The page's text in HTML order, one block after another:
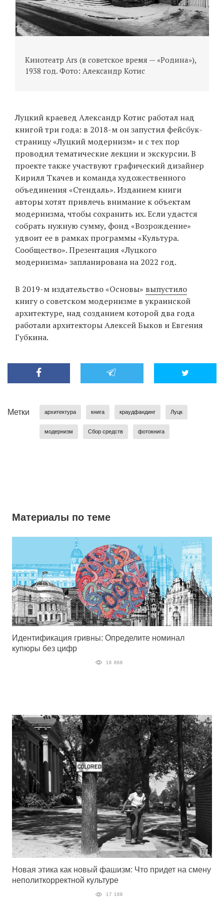
Кинотеатр Ars (в советское время — «Родина»),
1938 год. Фото: Александр Котис
Луцкий краевед Александр Котис работал над
книгой три года: в 2018-м он запустил фейсбук-
страницу «Луцкий модернизм» и с тех пор
проводил тематические лекции и экскурсии. В
проекте также участвуют графический дизайнер
Кирилл Ткачев и команда художественного
объединения «Стендаль». Изданием книги
авторы хотят привлечь внимание к объектам
модернизма, чтобы сохранить их. Если удастся
собрать нужную сумму, фонд «Возрождение»
удвоит ее в рамках программы «Культура.
Сообщество». Презентация «Луцкого
модернизма» запланирована на 2022 год.
В 2019-м издательство «Основы» выпустило
книгу о советском модернизме в украинской
архитектуре, над созданием которой два года
работали архитекторы Алексей Быков и Евгения
Губкина.
Метки архитектура книга краудфандинг Луцк
модернизм Сбор средств фотокнига
Материалы по теме
Идентификация гривны: Определите номинал
купюры без цифр
16 868
Новая этика как новый фашизм: Что придет на смену
неполиткорректной культуре
17 188